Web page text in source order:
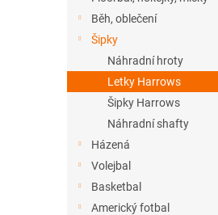
Běh, oblečení
Šipky
Náhradní hroty
Letky Harrows
Šipky Harrows
Náhradní shafty
Házená
Volejbal
Basketbal
Americký fotbal